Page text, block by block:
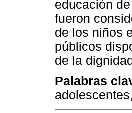
educación
fueron
de los niños
públicos
de la
Palabras